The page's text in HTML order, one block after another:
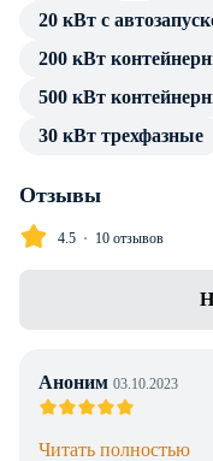
посредством
переходников.
В каталоге товаров
проверенные
документации и
особенностям
предоставляем в
оплаты. Доставка в г.
компанией,
20 кВт с
200 кВт
500 кВт
30 кВт трехфазные
Отзывы
4.5 10 отзывов
Аноним 03.10.2023
Читать полностью